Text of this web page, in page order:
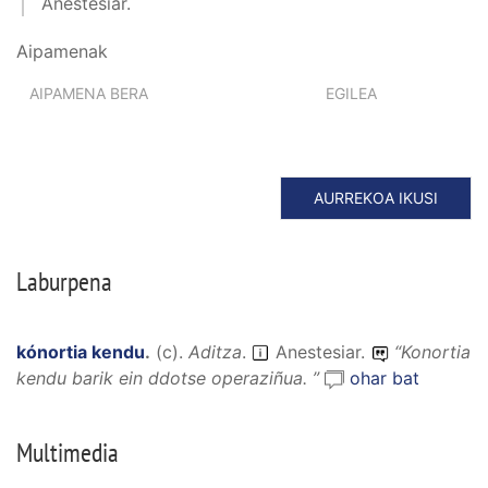
Aipamenak
AIPAMENA BERA EGILEA
AURREKOA IKUSI
Laburpena
kónortia kendu. (c). Aditza. Anestesiar. “Konortia
kendu barik ein ddotse operaziñua. ” ohar bat
Multimedia